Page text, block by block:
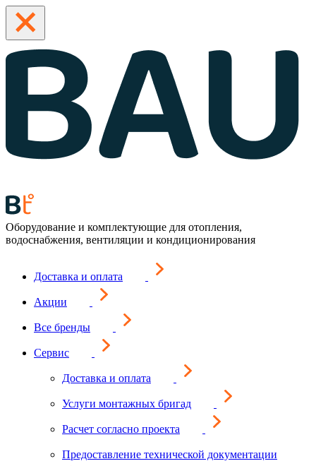
Оборудование и комплектующие для отопления,
водоснабжения, вентиляции и кондиционирования
Доставка и оплата
Акции
Все бренды
Сервис
Доставка и оплата
Услуги монтажных бригад
Расчет согласно проекта
Предоставление технической документации